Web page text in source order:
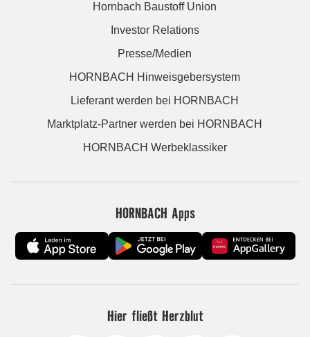
Hornbach Baustoff Union
Investor Relations
Presse/Medien
HORNBACH Hinweisgebersystem
Lieferant werden bei HORNBACH
Marktplatz-Partner werden bei HORNBACH
HORNBACH Werbeklassiker
HORNBACH Apps
Hier fließt Herzblut